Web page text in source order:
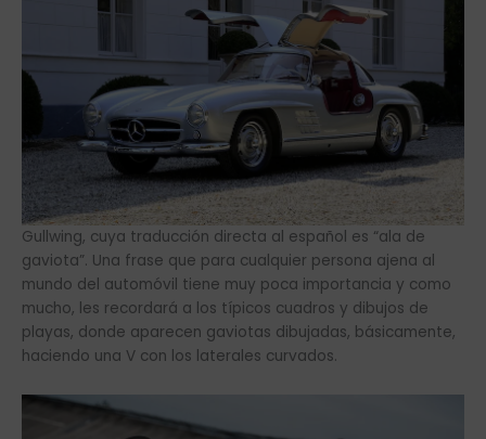
Gullwing, cuya traducción directa al español es “ala de
gaviota”. Una frase que para cualquier persona ajena al
mundo del automóvil tiene muy poca importancia y como
mucho, les recordará a los típicos cuadros y dibujos de
playas, donde aparecen gaviotas dibujadas, básicamente,
haciendo una V con los laterales curvados.